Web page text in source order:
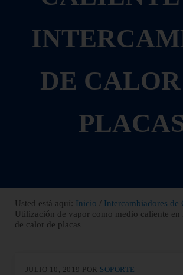
DE
Usted está aquí: Inicio / Intercambiadores de
Utilización de vapor como medio caliente en
de calor de placas
JULIO 10, 2019 POR SOPORTE